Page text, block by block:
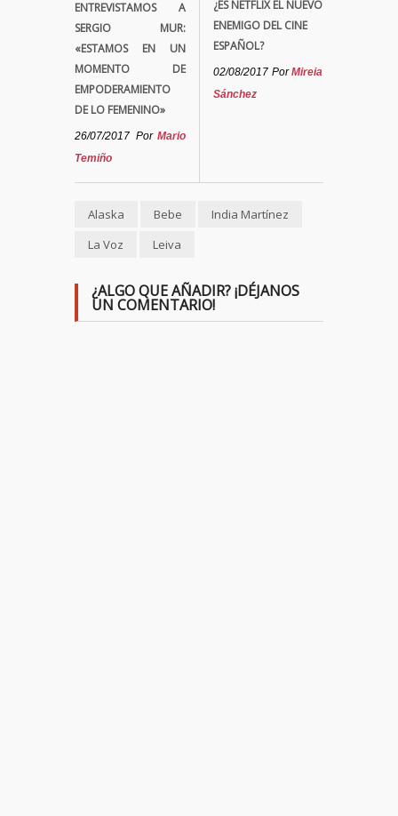
ENTREVISTAMOS A
SERGIO MUR:
«ESTAMOS EN UN
MOMENTO DE
EMPODERAMIENTO
DE LO FEMENINO»
26/07/2017 Por Mario
Temiño
¿ES NETFLIX EL NUEVO
ENEMIGO DEL CINE
ESPAÑOL?
02/08/2017 PorMireia
Sánchez
Alaska Bebe
India Martínez
La Voz
Leiva
¿ALGO QUE AÑADIR? ¡DÉJANOS
UN COMENTARIO!